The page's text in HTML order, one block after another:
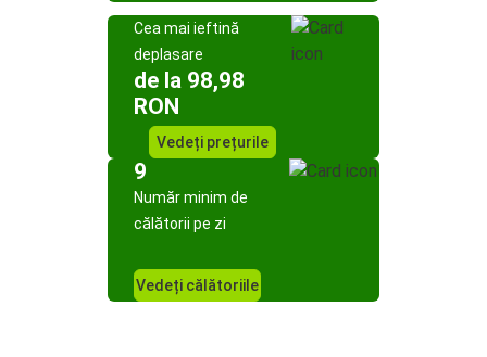
Cea mai ieftină
deplasare
de la 98,98
RON
Vedeți prețurile
9
Număr minim de
călătorii pe zi
Vedeți călătoriile